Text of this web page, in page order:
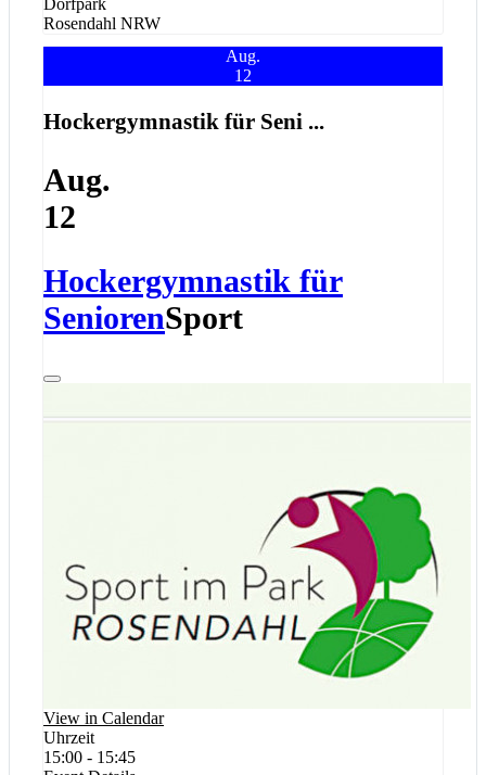
Dorfpark
Rosendahl NRW
Aug.
12
Hockergymnastik für Seni ...
Aug.
12
Hockergymnastik für
SeniorenSport
View in Calendar
Uhrzeit
15:00 - 15:45